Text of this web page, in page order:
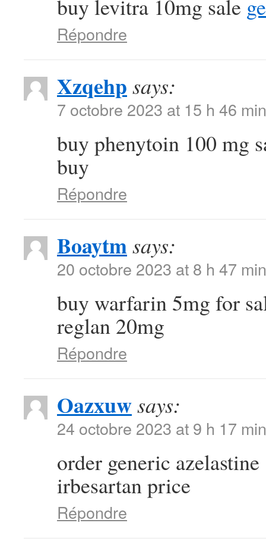
buy levitra 10mg sale
Répondre
Xzqehp says:
7 octobre 2023 at 15 h 46 min
buy phenytoin 100 mg
buy
Répondre
Boaytmsays:
20 octobre 2023 at 8 h 47 min
buy warfarin 5mg for
reglan 20mg
Répondre
Oazxuwsays:
24 octobre 2023 at 9 h 17 min
order generic
irbesartan price
Répondre